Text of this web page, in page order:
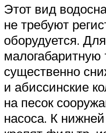
Этот вид
не требуют
оборудуется.
малогабаритную
существенно
и абиссинские
на песок
насоса. К